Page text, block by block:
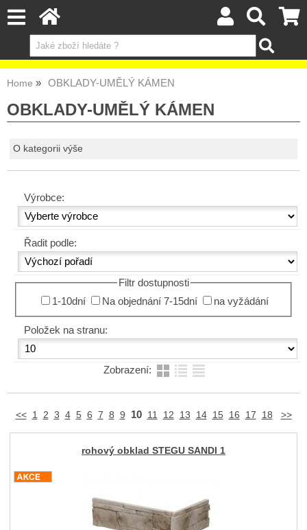
Home OBKLADY-UMĚLÝ KÁMEN
OBKLADY-UMĚLÝ KÁMEN
O kategorii výše
Výrobce:
Řadit podle:
Filtr dostupnosti
1-10dní
Na objednání 7-15dní na vyžádání
Položek na stranu:
Zobrazení:
<< 1 2 3 4 5 6 7 8 9 10 11 12 13 14 15 16 17 18 >>
rohový obklad STEGU SANDI 1